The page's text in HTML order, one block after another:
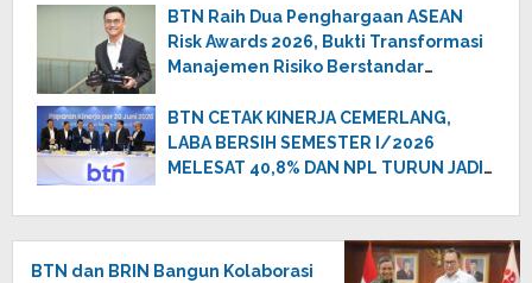
Berkelanjutan
BTN Raih Dua Penghargaan ASEAN
Risk Awards 2026, Bukti Transformasi
Manajemen Risiko Berstandar
Berkelanjutan
BTN CETAK KINERJA CEMERLANG,
LABA BERSIH SEMESTER I/2026
MELESAT 40,8% DAN NPL TURUN JADI
BTN dan BRIN Bangun Kolaborasi